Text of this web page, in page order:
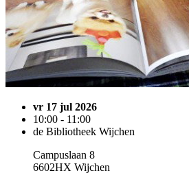
vr 17 jul 2026
10:00 - 11:00
de Bibliotheek Wijchen
Campuslaan 8
6602HX Wijchen